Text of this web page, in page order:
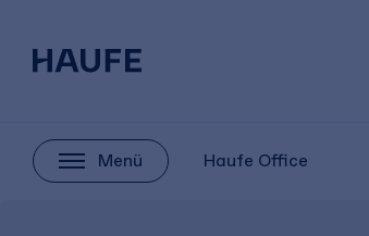
Menü Haufe Office